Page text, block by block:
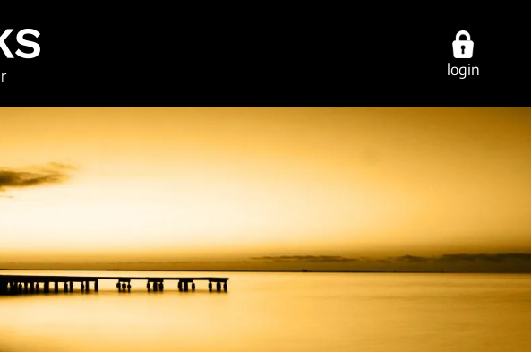
login
detachering
consultancy
onze experts
ons dna
e-mail/telefoon
social media